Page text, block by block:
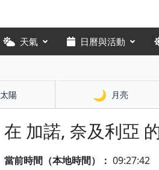
天氣 日曆與活動
太陽 🌙 月亮
在 加諾, 奈及利亞
當前時間（本地時間）： 09:27:43